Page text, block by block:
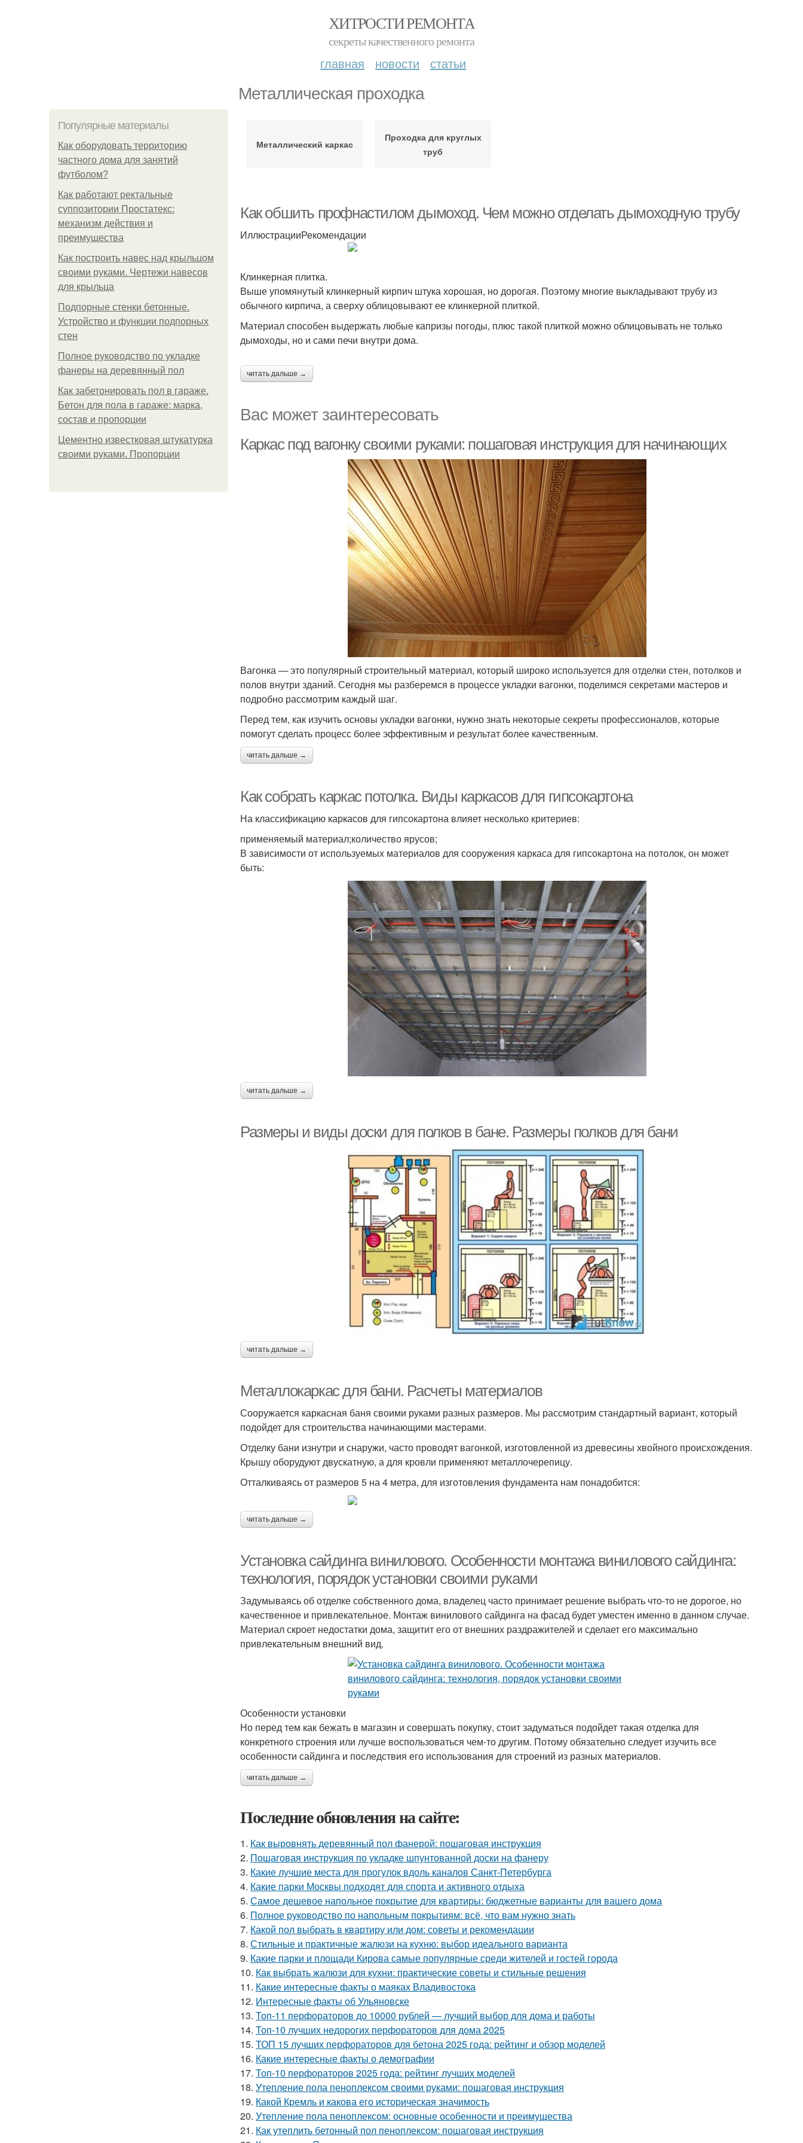
ХИТРОСТИ РЕМОНТА
секреты качественного ремонта
главная новости статьи
Металлическая проходка
Популярные материалы
Как оборудовать территорию
частного дома для занятий
футболом?
Как работают ректальные
суппозитории Простатекс:
механизм действия и
преимущества
Как построить навес над крыльцом
своими руками. Чертежи навесов
для крыльца
Подпорные стенки бетонные.
Устройство и функции подпорных
стен
Полное руководство по укладке
фанеры на деревянный пол
Как забетонировать пол в гараже.
Бетон для пола в гараже: марка,
состав и пропорции
Цементно известковая штукатурка
своими руками. Пропорции
Металлический каркас
Проходка для круглых
труб
Как обшить профнастилом дымоход. Чем можно отделать дымоходную трубу
ИллюстрацииРекомендации
Клинкерная плитка.
Выше упомянутый клинкерный кирпич штука хорошая, но дорогая. Поэтому многие выкладывают трубу из
обычного кирпича, а сверху облицовывают ее клинкерной плиткой.
Материал способен выдержать любые капризы погоды, плюс такой плиткой можно облицовывать не только
дымоходы, но и сами печи внутри дома.
читать дальше →
Вас может заинтересовать
Каркас под вагонку своими руками: пошаговая инструкция для начинающих
Вагонка — это популярный строительный материал, который широко используется для отделки стен, потолков и
полов внутри зданий. Сегодня мы разберемся в процессе укладки вагонки, поделимся секретами мастеров и
подробно рассмотрим каждый шаг.
Перед тем, как изучить основы укладки вагонки, нужно знать некоторые секреты профессионалов, которые
помогут сделать процесс более эффективным и результат более качественным.
читать дальше →
Как собрать каркас потолка. Виды каркасов для гипсокартона
На классификацию каркасов для гипсокартона влияет несколько критериев:
применяемый материал;количество ярусов;
В зависимости от используемых материалов для сооружения каркаса для гипсокартона на потолок, он может
быть:
читать дальше →
Размеры и виды доски для полков в бане. Размеры полков для бани
читать дальше →
Металлокаркас для бани. Расчеты материалов
Сооружается каркасная баня своими руками разных размеров. Мы рассмотрим стандартный вариант, который
подойдет для строительства начинающими мастерами.
Отделку бани изнутри и снаружи, часто проводят вагонкой, изготовленной из древесины хвойного происхождения.
Крышу оборудуют двускатную, а для кровли применяют металлочерепицу.
Отталкиваясь от размеров 5 на 4 метра, для изготовления фундамента нам понадобится:
читать дальше →
Установка сайдинга винилового. Особенности монтажа винилового сайдинга:
технология, порядок установки своими руками
Задумываясь об отделке собственного дома, владелец часто принимает решение выбрать что-то не дорогое, но
качественное и привлекательное. Монтаж винилового сайдинга на фасад будет уместен именно в данном случае.
Материал скроет недостатки дома, защитит его от внешних раздражителей и сделает его максимально
привлекательным внешний вид.
Особенности установки
Но перед тем как бежать в магазин и совершать покупку, стоит задуматься подойдет такая отделка для
конкретного строения или лучше воспользоваться чем-то другим. Потому обязательно следует изучить все
особенности сайдинга и последствия его использования для строений из разных материалов.
читать дальше →
Последние обновления на сайте:
1. Как выровнять деревянный пол фанерой: пошаговая инструкция
2. Пошаговая инструкция по укладке шпунтованной доски на фанеру
3. Какие лучшие места для прогулок вдоль каналов Санкт-Петербурга
4. Какие парки Москвы подходят для спорта и активного отдыха
5. Самое дешевое напольное покрытие для квартиры: бюджетные варианты для вашего дома
6. Полное руководство по напольным покрытиям: всё, что вам нужно знать
7. Какой пол выбрать в квартиру или дом: советы и рекомендации
8. Стильные и практичные жалюзи на кухню: выбор идеального варианта
9. Какие парки и площади Кирова самые популярные среди жителей и гостей города
10. Как выбрать жалюзи для кухни: практические советы и стильные решения
11. Какие интересные факты о маяках Владивостока
12. Интересные факты об Ульяновске
13. Топ-11 перфораторов до 10000 рублей — лучший выбор для дома и работы
14. Топ-10 лучших недорогих перфораторов для дома 2025
15. ТОП 15 лучших перфораторов для бетона 2025 года: рейтинг и обзор моделей
16. Какие интересные факты о демографии
17. Топ-10 перфораторов 2025 года: рейтинг лучших моделей
18. Утепление пола пеноплексом своими руками: пошаговая инструкция
19. Какой Кремль и какова его историческая значимость
20. Утепление пола пеноплексом: основные особенности и преимущества
21. Как утеплить бетонный пол пеноплексом: пошаговая инструкция